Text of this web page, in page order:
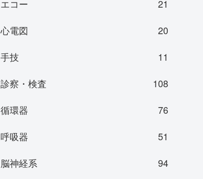
エコー
21
心電図
20
手技
11
診察・検査
108
循環器
76
呼吸器
51
脳神経系
94